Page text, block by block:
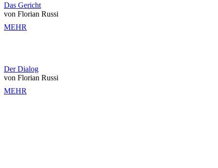
Das Gericht
von Florian Russi
MEHR
Der Dialog
von Florian Russi
MEHR